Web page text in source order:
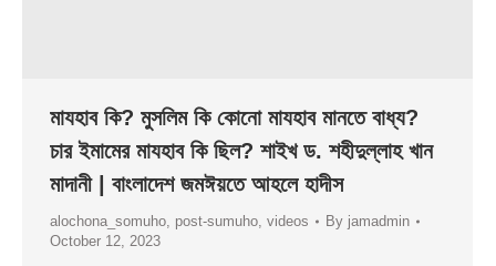
মাযহাব কি? মুসলিম কি কোনো মাযহাব মানতে বাধ্য?
চার ইমামের মাযহাব কি ছিল? শাইখ ড. শহীদুল্লাহ খান
মাদানী | বাংলাদেশ জমঈয়তে আহলে হাদীস
alochona_somuho, post-sumuho, videos By jamadmin
October 12, 2023